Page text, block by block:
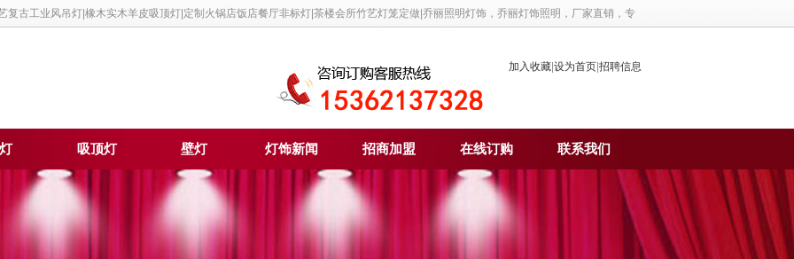
复古工业风吊灯|橡木实木羊皮吸顶灯|定制火锅店饭店餐厅非标灯|茶楼会所竹艺灯笼定做|乔丽照明灯饰，乔丽灯饰照明，厂家直销，专
加入收藏 设为首页 招聘信息
吸顶灯 壁灯 灯饰新闻 招商加盟 在线订购 联系我们